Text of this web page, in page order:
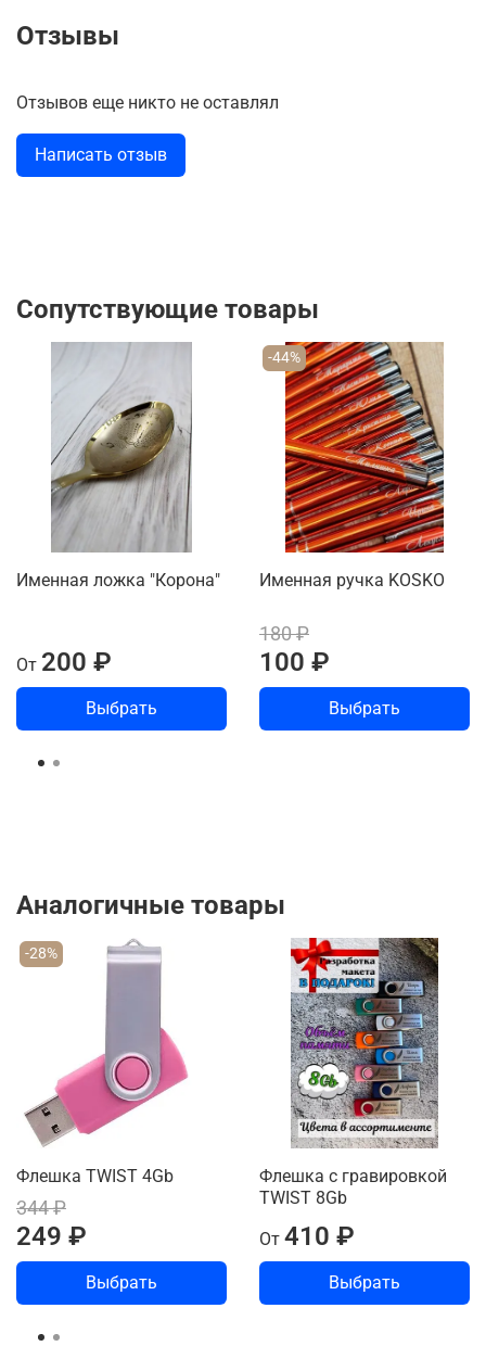
Отзывы
Отзывов еще никто не оставлял
Написать отзыв
Сопутствующие товары
Именная ложка "Корона"
От 200 ₽
Выбрать
-44%
Именная ручка KOSKO
180 ₽
100 ₽
Выбрать
Аналогичные товары
-28%
Флешка TWIST 4Gb
344 ₽
249 ₽
Выбрать
Флешка с гравировкой
TWIST 8Gb
От 410 ₽
Выбрать